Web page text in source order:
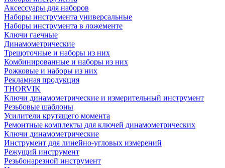
Аксессуары для наборов
Наборы инструмента универсальные
Наборы инструмента в ложементе
Ключи гаечные
Динамометрические
Трещоточные и наборы из них
Комбинированные и наборы из них
Рожковые и наборы из них
Рекламная продукция
THORVIK
Ключи динамометрические и измерительный инструмент
Резьбовые шаблоны
Усилители крутящего момента
Ремонтные комплекты для ключей динамометрических
Ключи динамометрические
Инструмент для линейно-угловых измерений
Режущий инструмент
Резьбонарезной инструмент